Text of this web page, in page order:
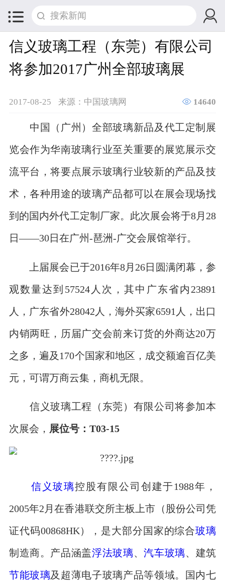
 
信义玻璃工程（东莞）有限公司
将参加2017广州全部玻璃展
2017-08-25 来源：中国玻璃网  14640
中国（广州）全部玻璃新品及代工定制展
览会作为华南玻璃行业至关重要的展览展示交
流平台，将要点展示玻璃行业较新的产品及技
术，各种用途的玻璃产品都可以在展会现场找
到的国内外代工定制厂家。此次展会将于8月28
日——30日在广州-琶洲-广交会展馆举行。
上届展会已于2016年8月26日圆满闭幕，参
观数量达到57524人次，其中广东省内23891
人，广东省外28042人，海外买家6591人，出口
内销两旺，历届广交会前来订货的外商达20万
之多，遍及170个国家和地区，成交额逾百亿美
元，可谓万商云集，商机无限。
信义玻璃工程（东莞）有限公司将参加本
次展会， 展位号：T03-15
信义玻璃控股有限公司创建于1988年，
2005年2月在香港联交所主板上市（股份公司凭
证代码00868HK），是大部分国家的综合玻璃
制造商。产品涵盖浮法玻璃 、汽车玻璃 、建筑
节能玻璃及超薄电子玻璃产品等领域。国内七